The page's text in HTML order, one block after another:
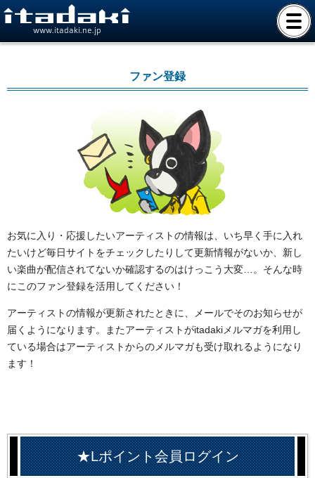
www.itadaki.ne.jp
ファン登録
お気に入り・応援したいアーティストの情報は、いち早く手に入れ
たいけど毎日サイトをチェックしたりして更新情報がないか、新し
い楽曲が配信されてないか確認するのはけっこう大変…。そんな時
にこのファン登録を活用してください！
アーティストの情報が更新されたときに、メールでそのお知らせが
届くようになります。またアーティストがitadakiメルマガを利用し
ている場合はアーティストからのメルマガも受け取れるようになり
ます！
★Lポイント会員ログイン